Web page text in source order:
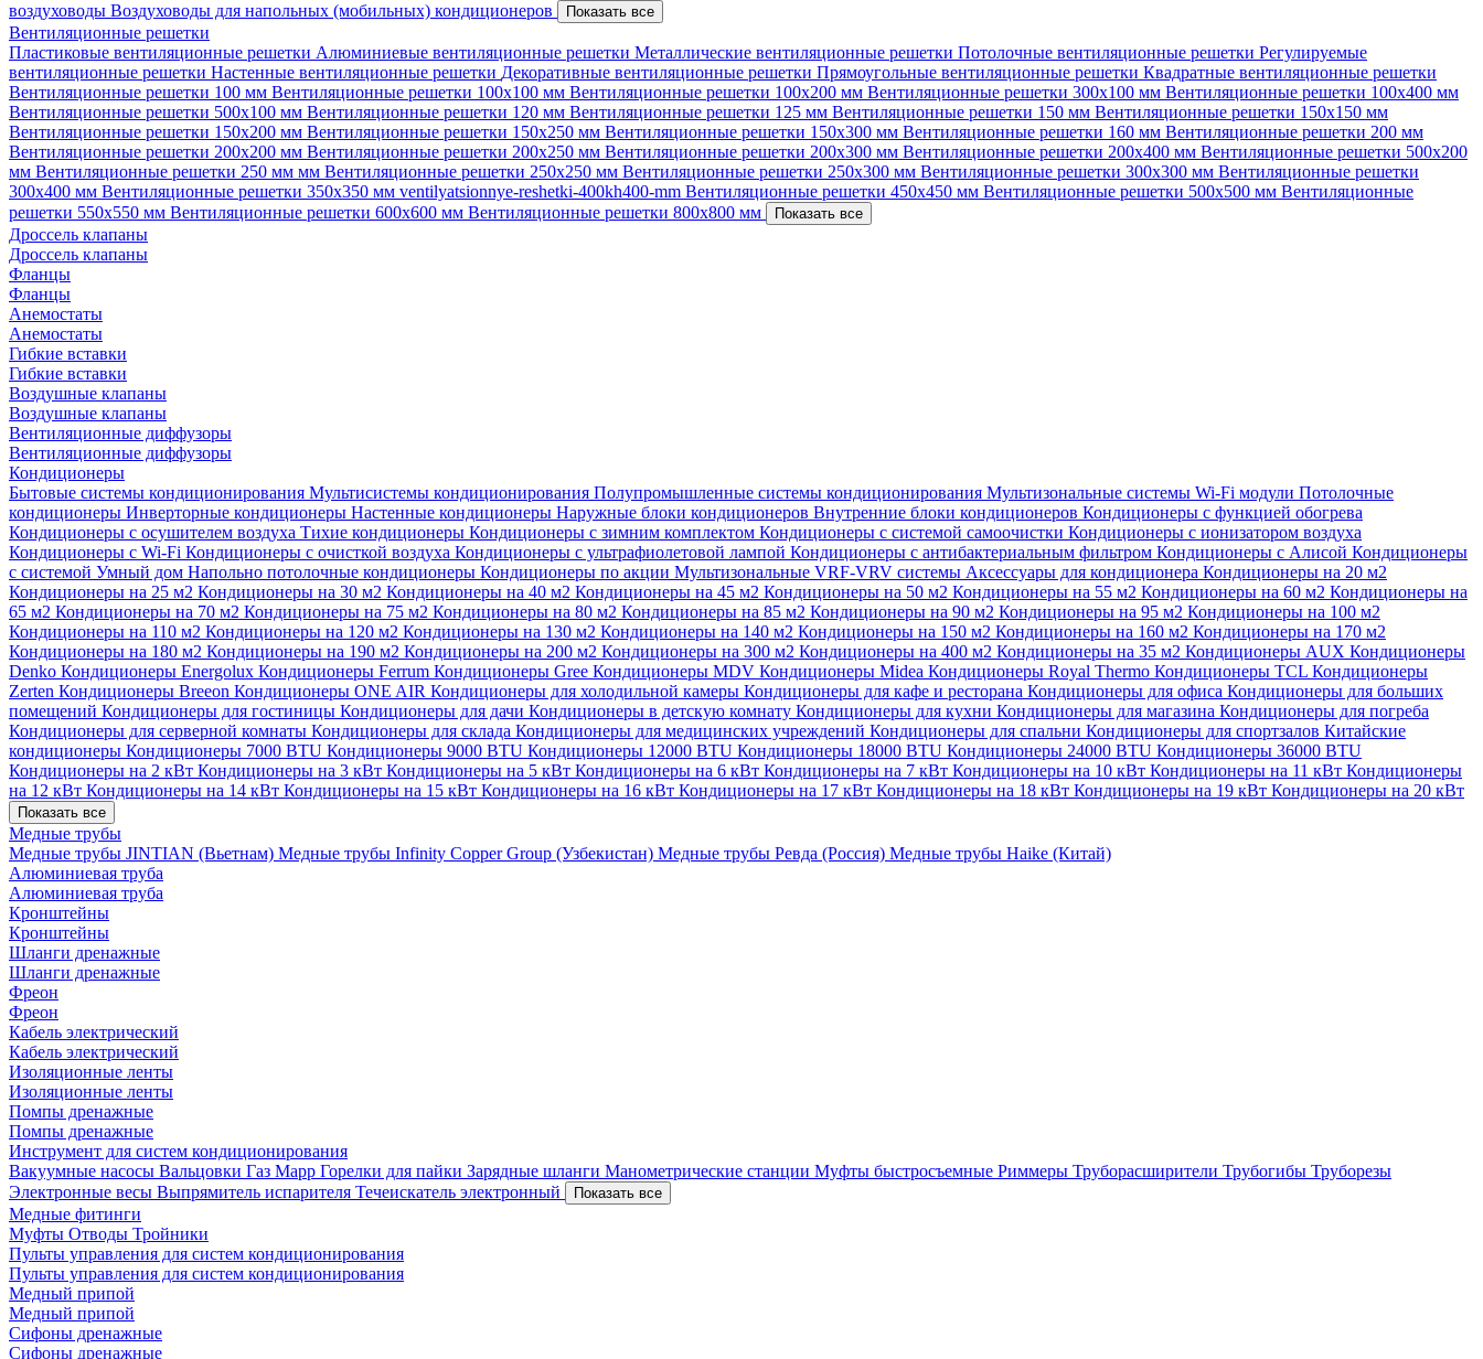
воздуховоды Воздуховоды для напольных (мобильных) кондиционеров Показать все
Вентиляционные решетки
Пластиковые вентиляционные решетки Алюминиевые вентиляционные решетки Металлические вентиляционные решетки Потолочные вентиляционные решетки Регулируемые
вентиляционные решетки Настенные вентиляционные решетки Декоративные вентиляционные решетки Прямоугольные вентиляционные решетки Квадратные вентиляционные решетки
Вентиляционные решетки 100 мм Вентиляционные решетки 100х100 мм Вентиляционные решетки 100х200 мм Вентиляционные решетки 300х100 мм Вентиляционные решетки 100х400 мм
Вентиляционные решетки 500х100 мм Вентиляционные решетки 120 мм Вентиляционные решетки 125 мм Вентиляционные решетки 150 мм Вентиляционные решетки 150х150 мм
Вентиляционные решетки 150х200 мм Вентиляционные решетки 150х250 мм Вентиляционные решетки 150х300 мм Вентиляционные решетки 160 мм Вентиляционные решетки 200 мм
Вентиляционные решетки 200х200 мм Вентиляционные решетки 200х250 мм Вентиляционные решетки 200х300 мм Вентиляционные решетки 200х400 мм Вентиляционные решетки 500х200
мм Вентиляционные решетки 250 мм мм Вентиляционные решетки 250х250 мм Вентиляционные решетки 250х300 мм Вентиляционные решетки 300х300 мм Вентиляционные решетки
300х400 мм Вентиляционные решетки 350х350 мм ventilyatsionnye-reshetki-400kh400-mm Вентиляционные решетки 450х450 мм Вентиляционные решетки 500х500 мм Вентиляционные
решетки 550х550 мм Вентиляционные решетки 600х600 мм Вентиляционные решетки 800х800 мм Показать все
Дроссель клапаны
Дроссель клапаны
Фланцы
Фланцы
Анемостаты
Анемостаты
Гибкие вставки
Гибкие вставки
Воздушные клапаны
Воздушные клапаны
Вентиляционные диффузоры
Вентиляционные диффузоры
Кондиционеры
Бытовые системы кондиционирования Мультисистемы кондиционирования Полупромышленные системы кондиционирования Мультизональные системы Wi-Fi модули Потолочные
кондиционеры Инверторные кондиционеры Настенные кондиционеры Наружные блоки кондиционеров Внутренние блоки кондиционеров Кондиционеры с функцией обогрева
Кондиционеры с осушителем воздуха Тихие кондиционеры Кондиционеры с зимним комплектом Кондиционеры с системой самоочистки Кондиционеры с ионизатором воздуха
Кондиционеры с Wi-Fi Кондиционеры с очисткой воздуха Кондиционеры с ультрафиолетовой лампой Кондиционеры с антибактериальным фильтром Кондиционеры с Алисой Кондиционеры
с системой Умный дом Напольно потолочные кондиционеры Кондиционеры по акции Мультизональные VRF-VRV системы Аксессуары для кондиционера Кондиционеры на 20 м2
Кондиционеры на 25 м2 Кондиционеры на 30 м2 Кондиционеры на 40 м2 Кондиционеры на 45 м2 Кондиционеры на 50 м2 Кондиционеры на 55 м2 Кондиционеры на 60 м2 Кондиционеры на
65 м2 Кондиционеры на 70 м2 Кондиционеры на 75 м2 Кондиционеры на 80 м2 Кондиционеры на 85 м2 Кондиционеры на 90 м2 Кондиционеры на 95 м2 Кондиционеры на 100 м2
Кондиционеры на 110 м2 Кондиционеры на 120 м2 Кондиционеры на 130 м2 Кондиционеры на 140 м2 Кондиционеры на 150 м2 Кондиционеры на 160 м2 Кондиционеры на 170 м2
Кондиционеры на 180 м2 Кондиционеры на 190 м2 Кондиционеры на 200 м2 Кондиционеры на 300 м2 Кондиционеры на 400 м2 Кондиционеры на 35 м2 Кондиционеры AUX Кондиционеры
Denko Кондиционеры Energolux Кондиционеры Ferrum Кондиционеры Gree Кондиционеры MDV Кондиционеры Midea Кондиционеры Royal Thermo Кондиционеры TCL Кондиционеры
Zerten Кондиционеры Breeon Кондиционеры ONE AIR Кондиционеры для холодильной камеры Кондиционеры для кафе и ресторана Кондиционеры для офиса Кондиционеры для больших
помещений Кондиционеры для гостиницы Кондиционеры для дачи Кондиционеры в детскую комнату Кондиционеры для кухни Кондиционеры для магазина Кондиционеры для погреба
Кондиционеры для серверной комнаты Кондиционеры для склада Кондиционеры для медицинских учреждений Кондиционеры для спальни Кондиционеры для спортзалов Китайские
кондиционеры Кондиционеры 7000 BTU Кондиционеры 9000 BTU Кондиционеры 12000 BTU Кондиционеры 18000 BTU Кондиционеры 24000 BTU Кондиционеры 36000 BTU
Кондиционеры на 2 кВт Кондиционеры на 3 кВт Кондиционеры на 5 кВт Кондиционеры на 6 кВт Кондиционеры на 7 кВт Кондиционеры на 10 кВт Кондиционеры на 11 кВт Кондиционеры
на 12 кВт Кондиционеры на 14 кВт Кондиционеры на 15 кВт Кондиционеры на 16 кВт Кондиционеры на 17 кВт Кондиционеры на 18 кВт Кондиционеры на 19 кВт Кондиционеры на 20 кВт
Показать все
Медные трубы
Медные трубы JINTIAN (Вьетнам) Медные трубы Infinity Copper Group (Узбекистан) Медные трубы Ревда (Россия) Медные трубы Haike (Китай)
Алюминиевая труба
Алюминиевая труба
Кронштейны
Кронштейны
Шланги дренажные
Шланги дренажные
Фреон
Фреон
Кабель электрический
Кабель электрический
Изоляционные ленты
Изоляционные ленты
Помпы дренажные
Помпы дренажные
Инструмент для систем кондиционирования
Вакуумные насосы Вальцовки Газ Mapp Горелки для пайки Зарядные шланги Манометрические станции Муфты быстросъемные Риммеры Труборасширители Трубогибы Труборезы
Электронные весы Выпрямитель испарителя Течеискатель электронный Показать все
Медные фитинги
Муфты Отводы Тройники
Пульты управления для систем кондиционирования
Пульты управления для систем кондиционирования
Медный припой
Медный припой
Сифоны дренажные
Сифоны дренажные